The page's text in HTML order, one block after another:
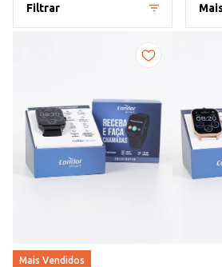
Filtrar
Mais Vendidos